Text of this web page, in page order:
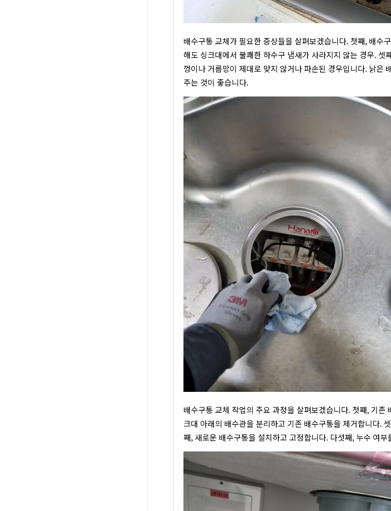
배수구통 교체가 필요한 증상들을 살펴보겠습니다. 첫째, 배수
해도 싱크대에서 불쾌한 하수구 냄새가 사라지지 않는 경우.
껑이나 거름망이 제대로 맞지 않거나 파손된 경우입니다. 낡은
주는 것이 좋습니다.
배수구통 교체 작업의 주요 과정을 살펴보겠습니다. 첫째, 기
크대 아래의 배수관을 분리하고 기존 배수구통을 제거합니다.
째, 새로운 배수구통을 설치하고 고정합니다. 다섯째, 누수 여